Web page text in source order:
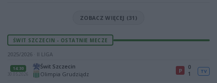
ZOBACZ WIĘCEJ (31)
ŚWIT SZCZECIN - OSTATNIE MECZE
2025/2026 · II LIGA
14:30
30.05.2026
Świt Szczecin
Olimpia Grudziądz
P
0
1
TV